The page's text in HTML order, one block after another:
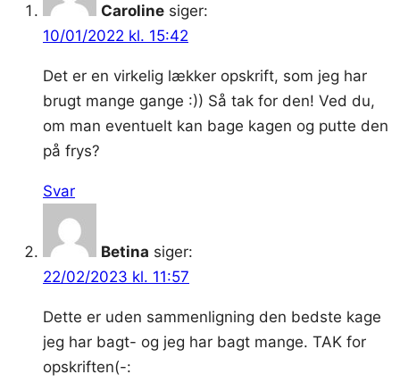
den
nemme
version
Caroline siger:
10/01/2022 kl. 15:42
Det er en virkelig lækker opskrift, som jeg har
brugt mange gange :)) Så tak for den! Ved du,
om man eventuelt kan bage kagen og putte den
på frys?
Svar
Betina siger:
22/02/2023 kl. 11:57
Dette er uden sammenligning den bedste kage
jeg har bagt- og jeg har bagt mange. TAK for
opskriften(-: